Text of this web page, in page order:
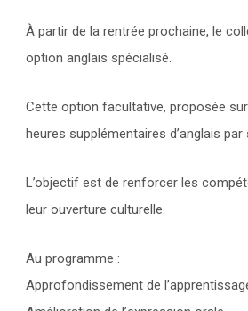
À partir de la rentrée prochaine, le
option anglais spécialisé.
Cette option facultative, proposée
heures supplémentaires d’anglais
L’objectif est de renforcer les
leur ouverture culturelle.
Au programme :
Approfondissement de